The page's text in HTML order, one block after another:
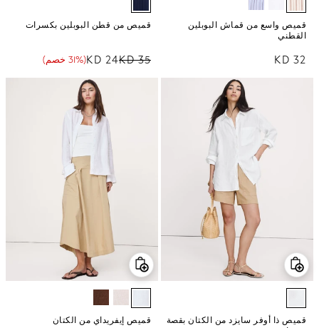
قميص واسع من قماش البوبلين
القطني
السعر العادي
32 KD
قميص من قطن البوبلين بكسرات
السعر العادي
35 KD
سعر البيع
24 KD
نسبة الخصم
(31% خصم)
قميص ذا أوفر سايزد من الكتان بقصة
قميص إيفريداي من الكتان